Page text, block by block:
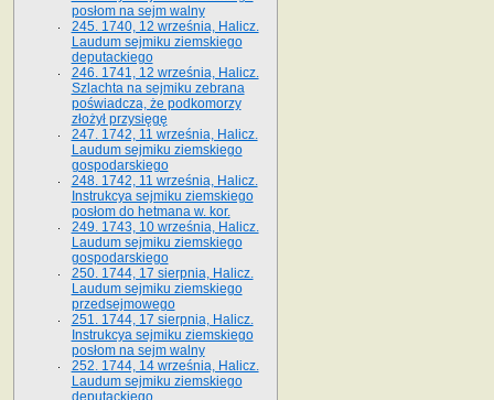
posłom na sejm walny
245. 1740, 12 września, Halicz.
Laudum sejmiku ziemskiego
deputackiego
246. 1741, 12 września, Halicz.
Szlachta na sejmiku zebrana
poświadcza, że podkomorzy
złożył przysięgę
247. 1742, 11 września, Halicz.
Laudum sejmiku ziemskiego
gospodarskiego
248. 1742, 11 września, Halicz.
Instrukcya sejmiku ziemskiego
posłom do hetmana w. kor.
249. 1743, 10 września, Halicz.
Laudum sejmiku ziemskiego
gospodarskiego
250. 1744, 17 sierpnia, Halicz.
Laudum sejmiku ziemskiego
przedsejmowego
251. 1744, 17 sierpnia, Halicz.
Instrukcya sejmiku ziemskiego
posłom na sejm walny
252. 1744, 14 września, Halicz.
Laudum sejmiku ziemskiego
deputackiego